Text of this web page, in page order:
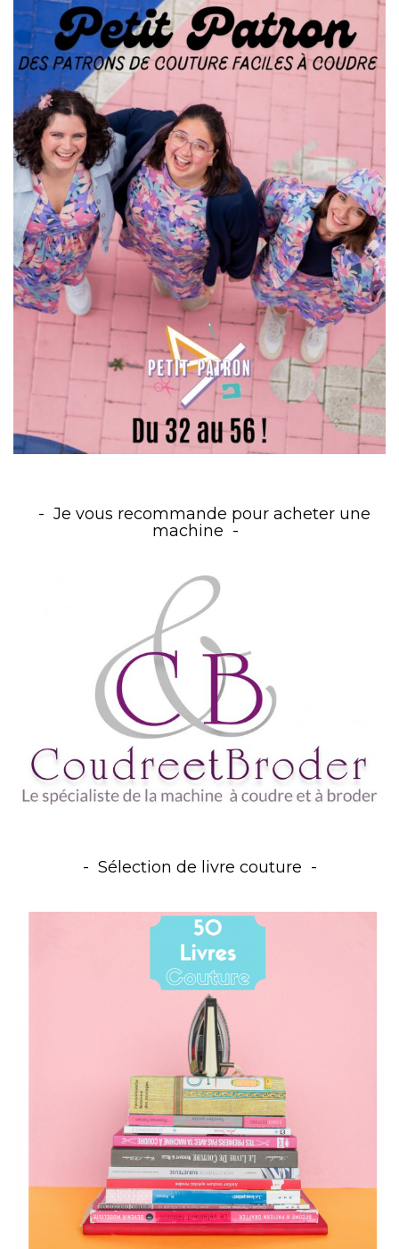
Je vous recommande pour acheter une
machine
Sélection de livre couture